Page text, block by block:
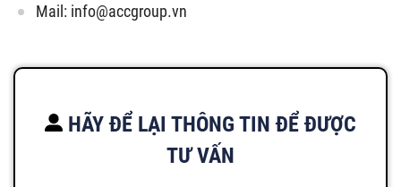
Mail: info@accgroup.vn
HÃY ĐỂ LẠI THÔNG TIN ĐỂ ĐƯỢC
TƯ VẤN